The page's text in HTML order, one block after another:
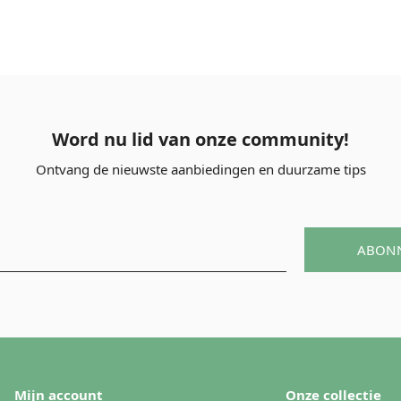
Word nu lid van onze community!
Ontvang de nieuwste aanbiedingen en duurzame tips
Mijn account Onze collectie